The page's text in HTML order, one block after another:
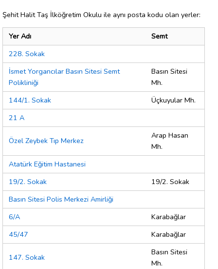
Şehit Halit Taş İlköğretim Okulu ile aynı posta kodu olan yerler:
Yer Adı
Semt
228. Sokak
İsmet Yorgancılar Basın Sitesi Semt
Polikliniği
Basın Sitesi
Mh.
144/1. Sokak
Üçkuyular Mh.
21 A
Özel Zeybek Tıp Merkez
Arap Hasan
Mh.
Atatürk Eğitim Hastanesi
19/2. Sokak
19/2. Sokak
Basın Sitesi Polis Merkezi Amirliği
6/A
Karabağlar
45/47
Karabağlar
147. Sokak
Basın Sitesi
Mh.